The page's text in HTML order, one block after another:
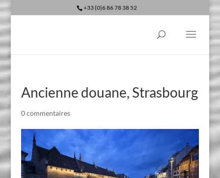
+33 (0)6 86 78 38 52
Ancienne douane, Strasbourg
0 commentaires